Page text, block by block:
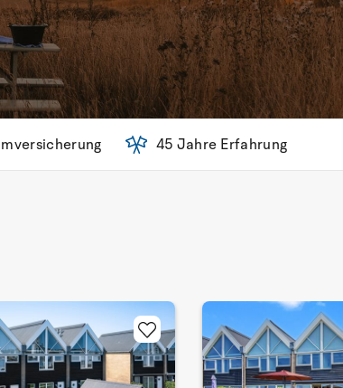
45 Jahre Erfahrung